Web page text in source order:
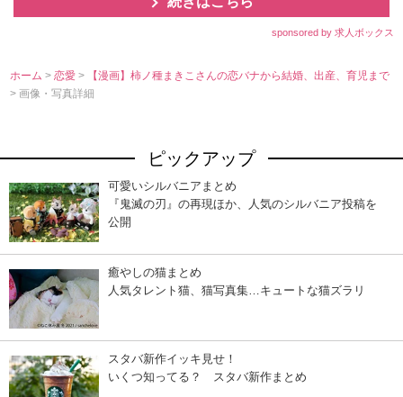
sponsored by 求人ボックス
ホーム >恋愛>
【漫画】柿ノ種まきこさんの恋バナから結婚、出産、育児まで
> 画像・写真詳細
ピックアップ
可愛いシルバニアまとめ
『鬼滅の刃』の再現ほか、人気のシルバニア投稿を
公開
癒やしの猫まとめ
人気タレント猫、猫写真集…キュートな猫ズラリ
スタバ新作イッキ見せ！
いくつ知ってる？ スタバ新作まとめ